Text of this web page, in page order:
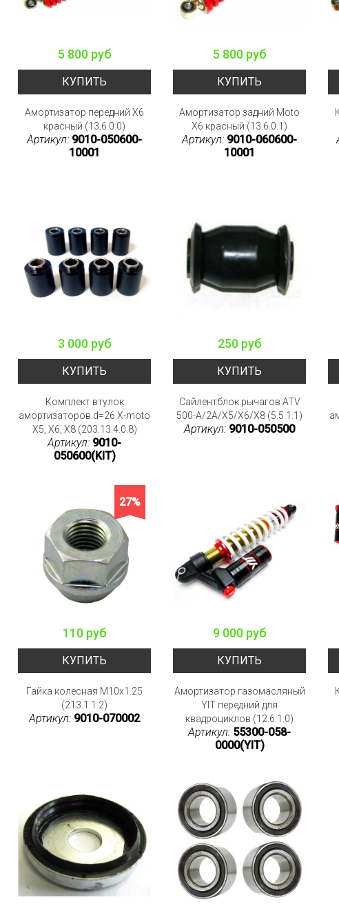
5 800 руб
КУПИТЬ
Амортизатор передний X6
красный (13.6.0.0)
Артикул: 9010-050600-
10001
5 800 руб
КУПИТЬ
Амортизатор задний Moto
X6 красный (13.6.0.1)
Артикул: 9010-060600-
10001
3 000 руб
КУПИТЬ
Комплект втулок
амортизаторов.d=26 X-moto
X5, X6, X8 (203.13.4.0.8)
Артикул: 9010-
050600(KIT)
250 руб
КУПИТЬ
Сайлентблок рычагов ATV
500-A/2A/X5/X6/X8 (5.5.1.1)
Артикул: 9010-050500
27%
110 руб
КУПИТЬ
Гайка колесная M10x1.25
(213.1.1.2)
Артикул: 9010-070002
9 000 руб
КУПИТЬ
Амортизатор газомасляный
YIT передний для
квадроциклов (12.6.1.0)
Артикул: 55300-058-
0000(YIT)